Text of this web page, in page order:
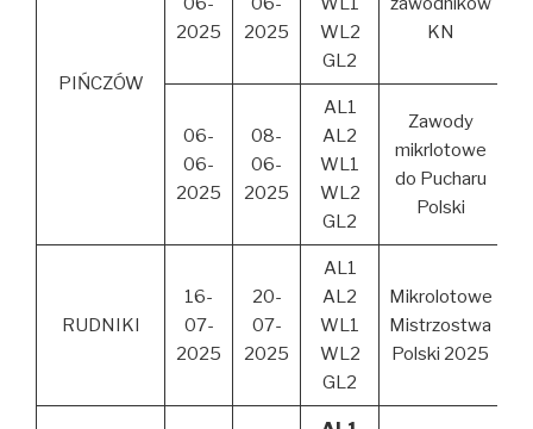
PIŃCZÓW
2025
2025
WL2
GL2
KN
06-
06-
2025
08-
06-
2025
AL1
AL2
WL1
WL2
GL2
Zawody
mikrlotowe
do Pucharu
Polski
RUDNIKI
16-
07-
2025
20-
07-
2025
AL1
AL2
WL1
WL2
GL2
Mikrolotowe
Mistrzostwa
Polski 2025